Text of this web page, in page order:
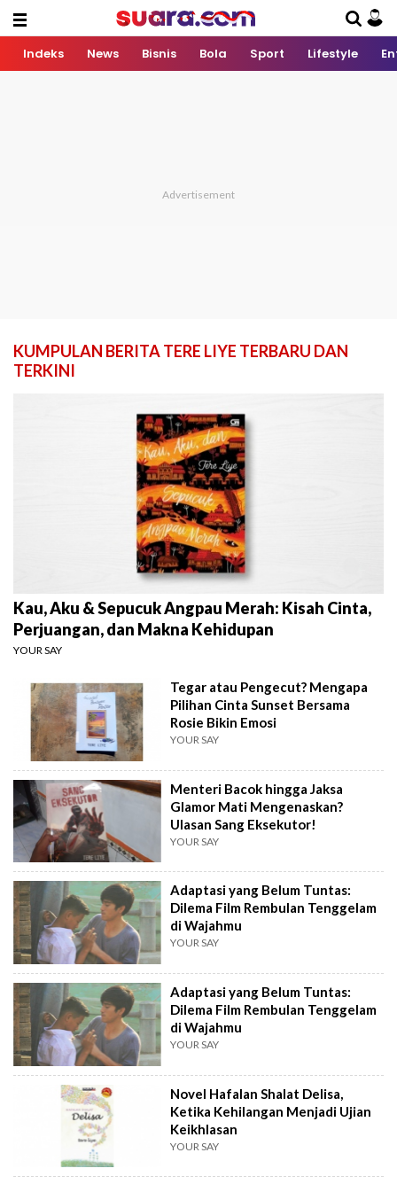
Indeks News Bisnis Bola Sport Lifestyle
KUMPULAN BERITA TERE LIYE TERBARU DAN
TERKINI
Kau, Aku & Sepucuk Angpau Merah: Kisah Cinta,
Perjuangan, dan Makna Kehidupan
YOUR SAY
Tegar atau Pengecut? Mengapa
Pilihan Cinta Sunset Bersama
Rosie Bikin Emosi
YOUR SAY
Menteri Bacok hingga Jaksa
Glamor Mati Mengenaskan?
Ulasan Sang Eksekutor!
YOUR SAY
Adaptasi yang Belum Tuntas:
Dilema Film Rembulan Tenggelam
di Wajahmu
YOUR SAY
Adaptasi yang Belum Tuntas:
Dilema Film Rembulan Tenggelam
di Wajahmu
YOUR SAY
Novel Hafalan Shalat Delisa,
Ketika Kehilangan Menjadi Ujian
Keikhlasan
YOUR SAY